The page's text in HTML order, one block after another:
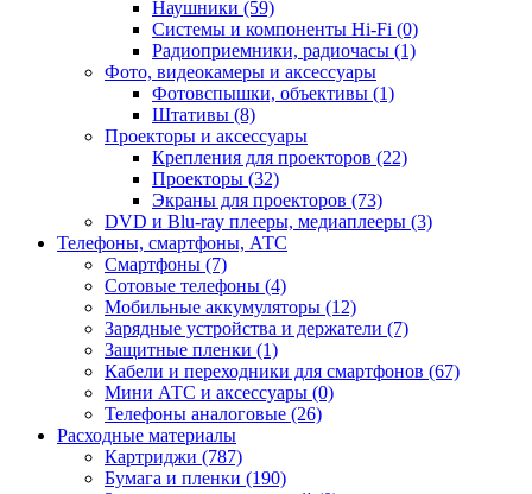
Наушники (59)
Системы и компоненты Hi-Fi (0)
Радиоприемники, радиочасы (1)
Фото, видеокамеры и аксессуары
Фотовспышки, объективы (1)
Штативы (8)
Проекторы и аксессуары
Крепления для проекторов (22)
Проекторы (32)
Экраны для проекторов (73)
DVD и Blu-ray плееры, медиаплееры (3)
Телефоны, смартфоны, АТС
Смартфоны (7)
Сотовые телефоны (4)
Мобильные аккумуляторы (12)
Зарядные устройства и держатели (7)
Защитные пленки (1)
Кабели и переходники для смартфонов (67)
Мини АТС и аксессуары (0)
Телефоны аналоговые (26)
Расходные материалы
Картриджи (787)
Бумага и пленки (190)